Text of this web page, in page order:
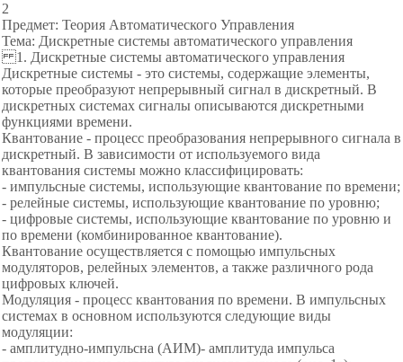
2
Предмет: Теория Автоматического Управления
Тема: Дискретные системы автоматического управления
1. Дискретные системы автоматического управления
Дискретные системы - это системы, содержащие элементы,
которые преобразуют непрерывный сигнал в дискретный. В
дискретных системах сигналы описываются дискретными
функциями времени.
Квантование - процесс преобразования непрерывного сигнала в
дискретный. В зависимости от используемого вида
квантования системы можно классифицировать:
- импульсные системы, использующие квантование по времени;
- релейные системы, использующие квантование по уровню;
- цифровые системы, использующие квантование по уровню и
по времени (комбинированное квантование).
Квантование осуществляется с помощью импульсных
модуляторов, релейных элементов, а также различного рода
цифровых ключей.
Модуляция - процесс квантования по времени. В импульсных
системах в основном используются следующие виды
модуляции:
- амплитудно-импульсна (АИМ)- амплитуда импульса